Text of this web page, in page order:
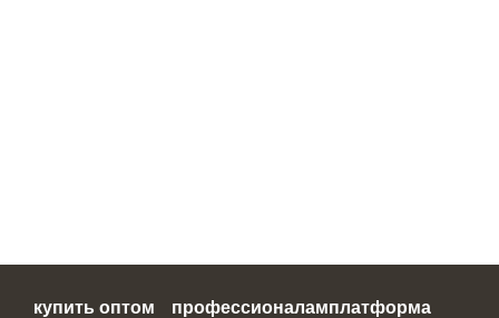
купить оптом профессионаламплатформа